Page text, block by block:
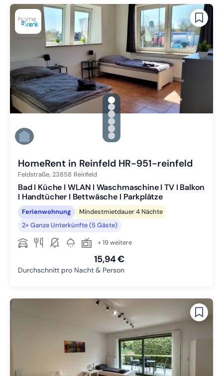
gallery.slide_selector
Zu Slide 1 wechseln
Zu Slide 2 wechseln
Zu Slide 3 wechseln
Zu Slide 4 wechseln
Zu Slide 5 wechseln
Zu Slide 6 wechseln
HomeRent in Reinfeld HR-951-reinfeld
Feldstraße, 23858 Reinfeld
Bad I Küche I WLAN I Waschmaschine I TV I Balkon
I Handtücher I Bettwäsche I Parkplätze
Ferienwohnung
Mindestmietdauer 4 Nächte
2× Ganze Unterkünfte (5 Gäste)
+ 19 weitere
15,94 €
Durchschnitt pro Nacht & Person